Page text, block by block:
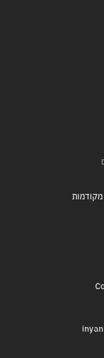
מקודמות